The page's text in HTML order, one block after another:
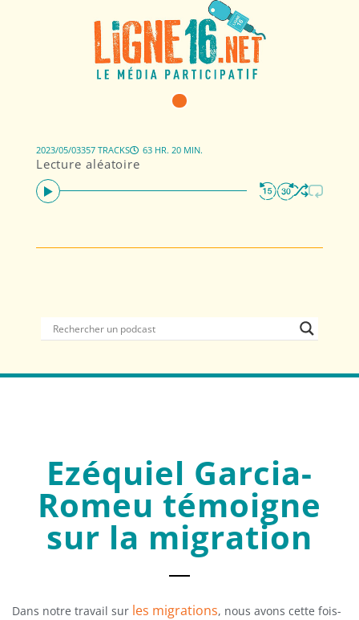
Lecture aléatoire
2023/05/03357 TRACKS 63 HR. 20 MIN.
Ezéquiel Garcia-
Romeu témoigne
sur la migration
Dans notre travail sur les migrations, nous avons cette fois-